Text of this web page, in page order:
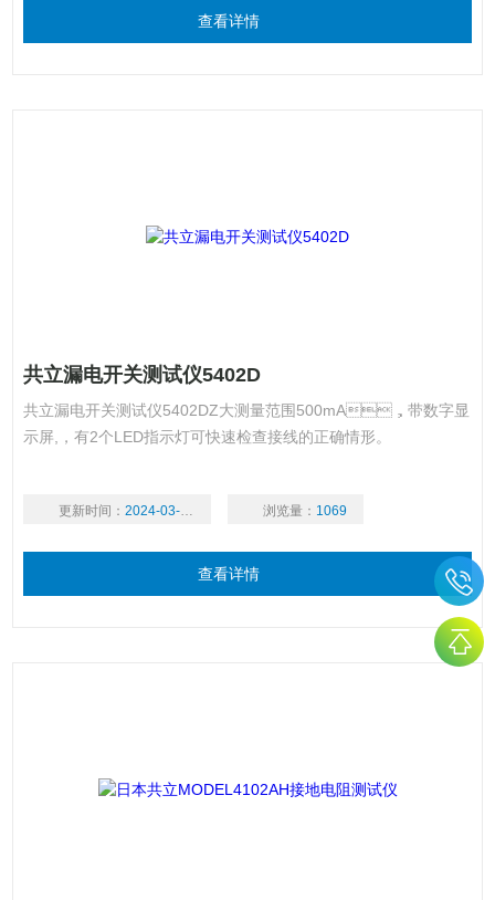
查看详情
共立漏电开关测试仪5402D
共立漏电开关测试仪5402DZ大测量范围500mA，带数字显
示屏,，有2个LED指示灯可快速检查接线的正确情形。
更新时间： 2024-03-18 浏览量： 1069
查看详情